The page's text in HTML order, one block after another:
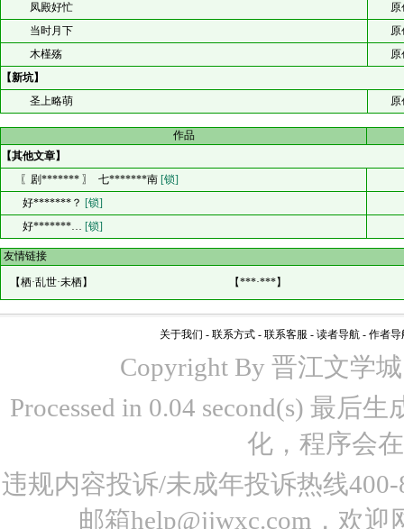
凤殿好忙
原
当时月下
原
木槿殇
原
【新坑】
圣上略萌
原
作品
【其他文章】
〖剧******* 〗 七*******南 [锁]
好*******？ [锁]
好*******… [锁]
友情链接
【栖·乱世·未栖】 【***·***】
关于我们 - 联系方式 - 联系客服 - 读者导航 - 作者导
Copyright By 晋江文学
Processed in 0.04 second(s) 最后
化，程序会
违规内容投诉/未成年投诉热线
邮箱help@jjwxc.com，欢